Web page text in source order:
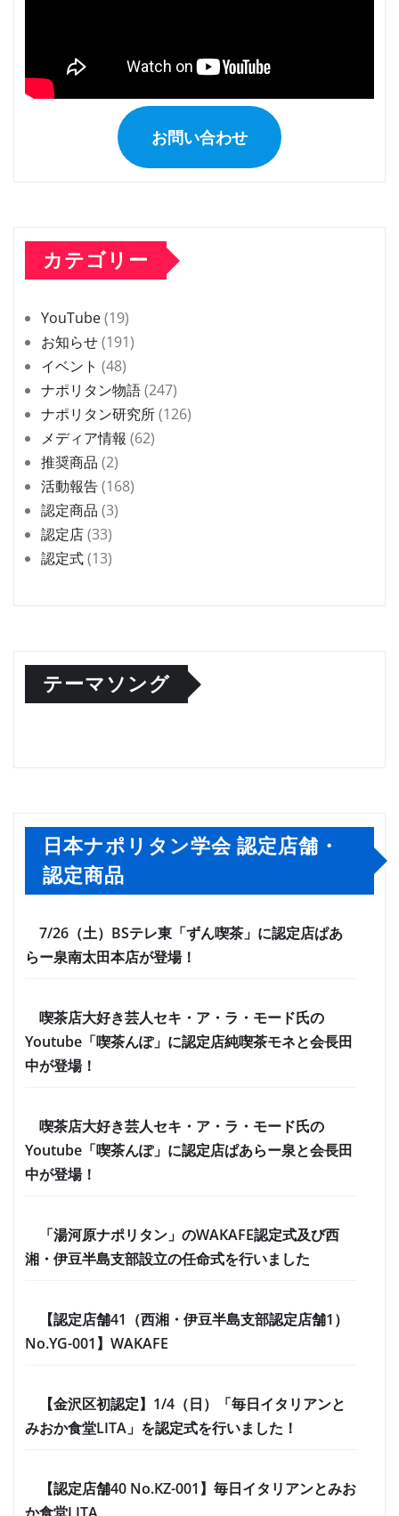
お問い合わせ
カテゴリー
YouTube(19)
お知らせ(191)
イベント (48)
ナポリタン物語(247)
ナポリタン研究所(126)
メディア情報 (62)
推奨商品 (2)
活動報告(168)
認定商品 (3)
認定店(33)
認定式(13)
テーマソング
日本ナポリタン学会 認定店舗・
認定商品
7/26（土）BSテレ東「ずん喫茶」に認定店ぱあ
らー泉南太田本店が登場！
喫茶店大好き芸人セキ・ア・ラ・モード氏の
Youtube「喫茶んぽ」に認定店純喫茶モネと会長田
中が登場！
喫茶店大好き芸人セキ・ア・ラ・モード氏の
Youtube「喫茶んぽ」に認定店ぱあらー泉と会長田
中が登場！
「湯河原ナポリタン」のWAKAFE認定式及び西
湘・伊豆半島支部設立の任命式を行いました
【認定店舗41（西湘・伊豆半島支部認定店舗1）
No.YG-001】WAKAFE
【金沢区初認定】1/4（日）「毎日イタリアンと
みおか食堂LITA」を認定式を行いました！
【認定店舗40 No.KZ-001】毎日イタリアンとみお